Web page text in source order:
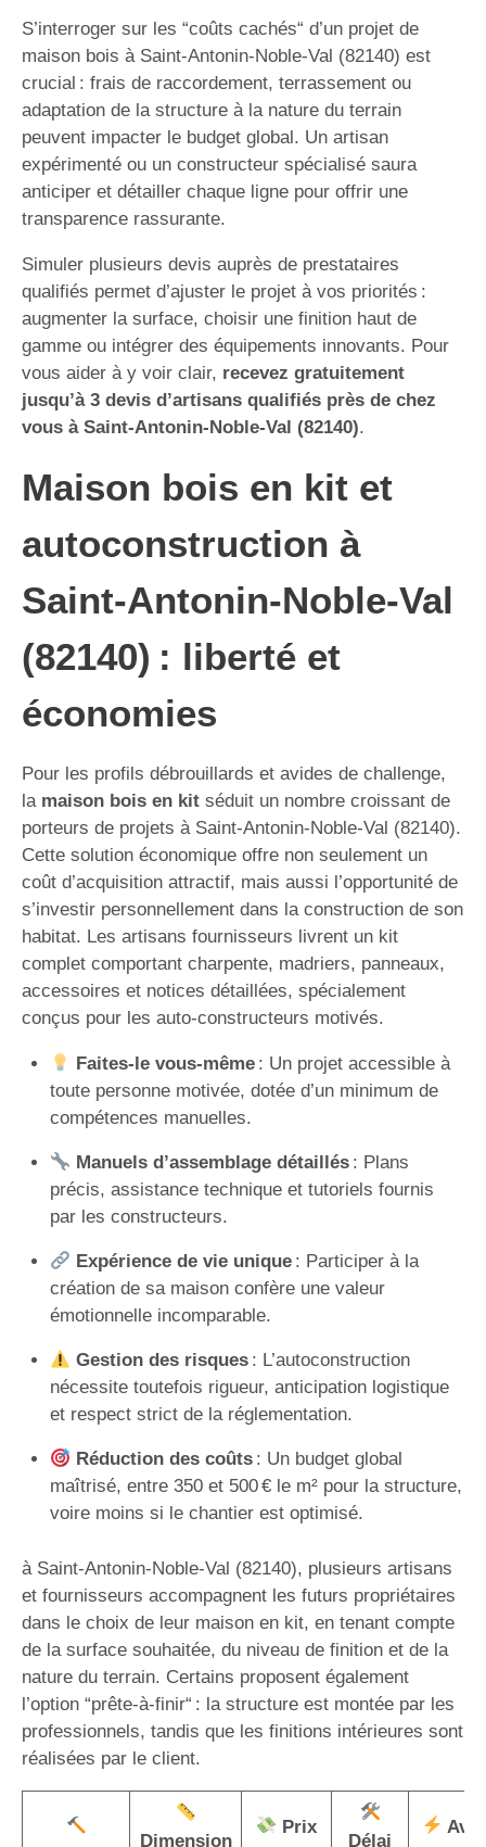
S’interroger sur les “coûts cachés“ d’un projet de
maison bois à Saint-Antonin-Noble-Val (82140) est
crucial : frais de raccordement, terrassement ou
adaptation de la structure à la nature du terrain
peuvent impacter le budget global. Un artisan
expérimenté ou un constructeur spécialisé saura
anticiper et détailler chaque ligne pour offrir une
transparence rassurante.
Simuler plusieurs devis auprès de prestataires
qualifiés permet d’ajuster le projet à vos priorités :
augmenter la surface, choisir une finition haut de
gamme ou intégrer des équipements innovants. Pour
vous aider à y voir clair, recevez gratuitement
jusqu’à 3 devis d’artisans qualifiés près de chez
vous à Saint-Antonin-Noble-Val (82140).
Maison bois en kit et
autoconstruction à
Saint-Antonin-Noble-Val
(82140) : liberté et
économies
Pour les profils débrouillards et avides de challenge,
la maison bois en kit séduit un nombre croissant de
porteurs de projets à Saint-Antonin-Noble-Val (82140).
Cette solution économique offre non seulement un
coût d’acquisition attractif, mais aussi l’opportunité de
s’investir personnellement dans la construction de son
habitat. Les artisans fournisseurs livrent un kit
complet comportant charpente, madriers, panneaux,
accessoires et notices détaillées, spécialement
conçus pour les auto-constructeurs motivés.
Faites-le vous-même: Un projet accessible à
toute personne motivée, dotée d’un minimum de
compétences manuelles.
Manuels d’assemblage détaillés: Plans
précis, assistance technique et tutoriels fournis
par les constructeurs.
Expérience de vie unique: Participer à la
création de sa maison confère une valeur
émotionnelle incomparable.
Gestion des risques: L’autoconstruction
nécessite toutefois rigueur, anticipation logistique
et respect strict de la réglementation.
Réduction des coûts: Un budget global
maîtrisé, entre 350 et 500 € le m² pour la structure,
voire moins si le chantier est optimisé.
à Saint-Antonin-Noble-Val (82140), plusieurs artisans
et fournisseurs accompagnent les futurs propriétaires
dans le choix de leur maison en kit, en tenant compte
de la surface souhaitée, du niveau de finition et de la
nature du terrain. Certains proposent également
l’option “prête-à-finir“ : la structure est montée par les
professionnels, tandis que les finitions intérieures sont
réalisées par le client.
Dimension
Prix
Délai